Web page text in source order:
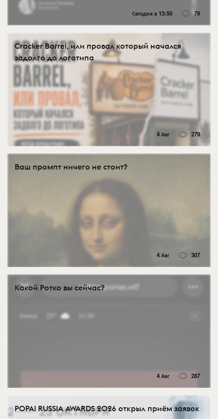
Сегодня в 13:50 79
Cracker Barrel, или провал который начался
задолго до логотипа
4 Авг 279
Ваш промпт ничего не стоит?
4 Авг 307
Какой Ротко вы сейчас?
4 Авг 287
POPAI RUSSIA AWARDS 2026 открыл приём заявок